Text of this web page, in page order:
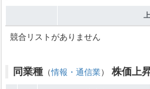
競合リストがありません
同業種 （情報・通信業） 株価上